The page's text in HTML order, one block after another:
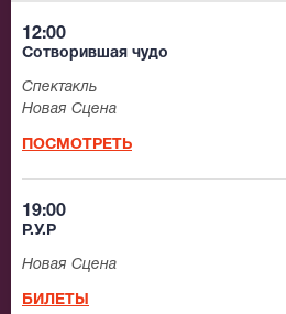
12:00
Сотворившая чудо
Спектакль
Новая Сцена
ПОСМОТРЕТЬ
19:00
Р.У.Р
Новая Сцена
БИЛЕТЫ